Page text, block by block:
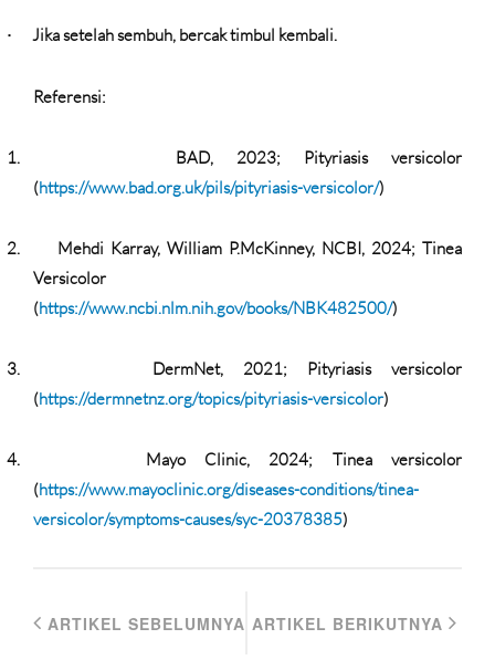
· Jika setelah sembuh, bercak timbul kembali.
Referensi:
1.
BAD, 2023; Pityriasis versicolor
(https://www.bad.org.uk/pils/pityriasis-versicolor/)
2.
Mehdi Karray, William P.McKinney, NCBI, 2024; Tinea
Versicolor
(https://www.ncbi.nlm.nih.gov/books/NBK482500/)
3.
DermNet, 2021; Pityriasis versicolor
(https://dermnetnz.org/topics/pityriasis-versicolor)
4.
Mayo Clinic, 2024; Tinea versicolor
(https://www.mayoclinic.org/diseases-conditions/tinea-
versicolor/symptoms-causes/syc-20378385)
ARTIKEL SEBELUMNYA ARTIKEL BERIKUTNYA